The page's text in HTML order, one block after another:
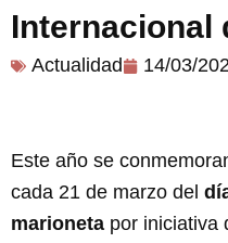
Internacional
Actualidad 14/03/
Este año se
cada 21 de marzo del
marioneta por iniciativa